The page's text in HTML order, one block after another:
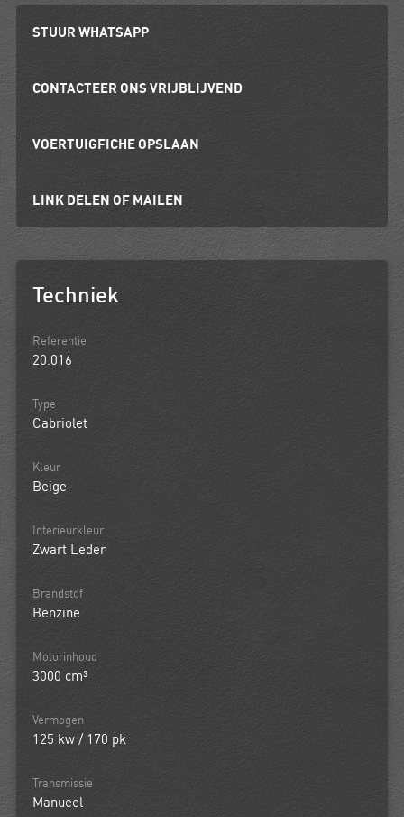
STUUR WHATSAPP
CONTACTEER ONS VRIJBLIJVEND
VOERTUIGFICHE OPSLAAN
LINK DELEN OF MAILEN
Techniek
Referentie
20.016
Type
Cabriolet
Kleur
Beige
Interieurkleur
Zwart Leder
Brandstof
Benzine
Motorinhoud
3000 cm³
Vermogen
125 kw / 170 pk
Transmissie
Manueel